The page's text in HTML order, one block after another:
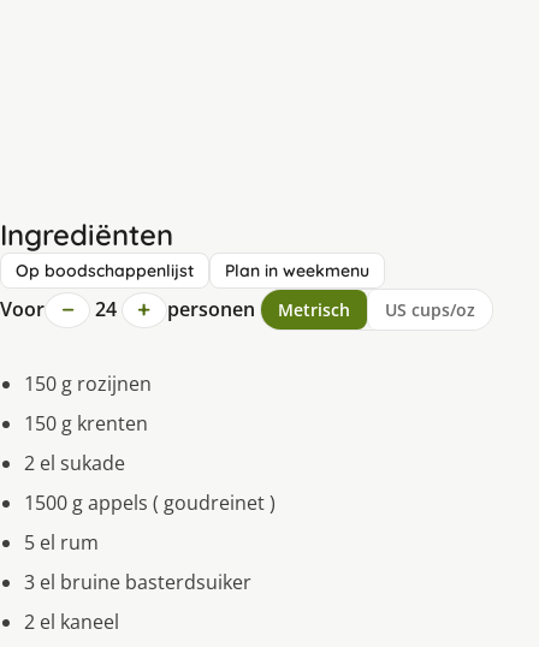
Ingrediënten
Op boodschappenlijst Plan in weekmenu
Voor − 24 + personen Metrisch US cups/oz
150 g rozijnen
150 g krenten
2 el sukade
1500 g appels ( goudreinet )
5 el rum
3 el bruine basterdsuiker
2 el kaneel